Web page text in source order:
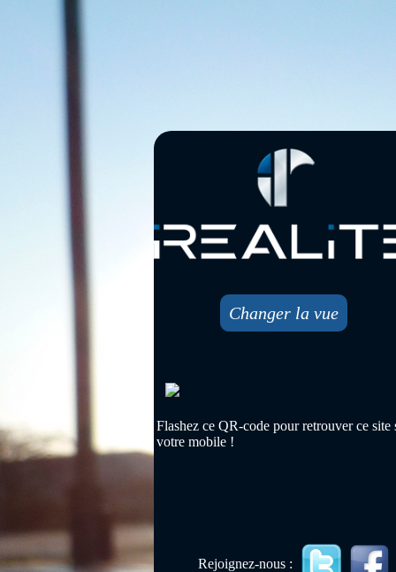
Changer la vue
Flashez ce QR-code pour retrouver ce site
votre mobile !
Rejoignez-nous :